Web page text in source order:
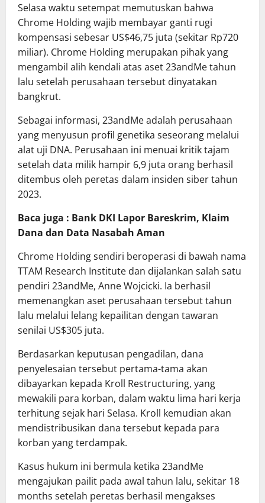
Selasa waktu setempat memutuskan bahwa
Chrome Holding wajib membayar ganti rugi
kompensasi sebesar US$46,75 juta (sekitar Rp720
miliar). Chrome Holding merupakan pihak yang
mengambil alih kendali atas aset 23andMe tahun
lalu setelah perusahaan tersebut dinyatakan
bangkrut.
Sebagai informasi, 23andMe adalah perusahaan
yang menyusun profil genetika seseorang melalui
alat uji DNA. Perusahaan ini menuai kritik tajam
setelah data milik hampir 6,9 juta orang berhasil
ditembus oleh peretas dalam insiden siber tahun
2023.
Baca juga : Bank DKI Lapor Bareskrim, Klaim
Dana dan Data Nasabah Aman
Chrome Holding sendiri beroperasi di bawah nama
TTAM Research Institute dan dijalankan salah satu
pendiri 23andMe, Anne Wojcicki. Ia berhasil
memenangkan aset perusahaan tersebut tahun
lalu melalui lelang kepailitan dengan tawaran
senilai US$305 juta.
Berdasarkan keputusan pengadilan, dana
penyelesaian tersebut pertama-tama akan
dibayarkan kepada Kroll Restructuring, yang
mewakili para korban, dalam waktu lima hari kerja
terhitung sejak hari Selasa. Kroll kemudian akan
mendistribusikan dana tersebut kepada para
korban yang terdampak.
Kasus hukum ini bermula ketika 23andMe
mengajukan pailit pada awal tahun lalu, sekitar 18
months setelah peretas berhasil mengakses